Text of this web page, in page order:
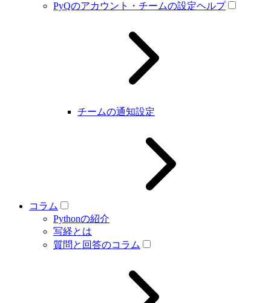
PyQのアカウント・チームの設定ヘルプ
チームの通知設定
コラム
Pythonの紹介
写経とは
質問と回答のコラム